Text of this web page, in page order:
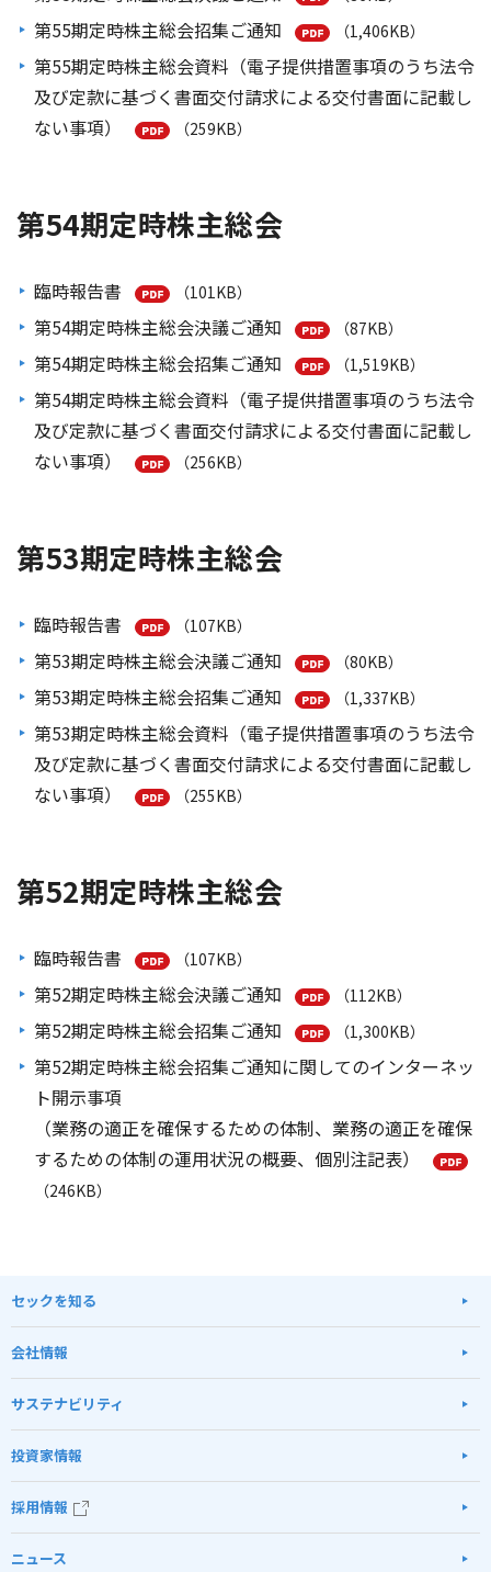
第55期定時株主総会招集ご通知 （1,406KB）
第55期定時株主総会資料（電子提供措置事項のうち法令
及び定款に基づく書面交付請求による交付書面に記載し
ない事項）
（259KB）
第54期定時株主総会
臨時報告書 （101KB）
第54期定時株主総会決議ご通知 （87KB）
第54期定時株主総会招集ご通知 （1,519KB）
第54期定時株主総会資料（電子提供措置事項のうち法令
及び定款に基づく書面交付請求による交付書面に記載し
ない事項）
（256KB）
第53期定時株主総会
臨時報告書 （107KB）
第53期定時株主総会決議ご通知 （80KB）
第53期定時株主総会招集ご通知 （1,337KB）
第53期定時株主総会資料（電子提供措置事項のうち法令
及び定款に基づく書面交付請求による交付書面に記載し
ない事項）
（255KB）
第52期定時株主総会
臨時報告書 （107KB）
第52期定時株主総会決議ご通知 （112KB）
第52期定時株主総会招集ご通知 （1,300KB）
第52期定時株主総会招集ご通知に関してのインターネッ
ト開示事項
（業務の適正を確保するための体制、業務の適正を確保
するための体制の運用状況の概要、個別注記表）
（246KB）
セックを知る
会社情報
サステナビリティ
投資家情報
採用情報
ニュース